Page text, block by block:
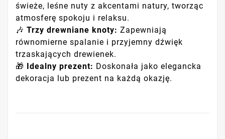
świeże, leśne nuty z akcentami natury, tworząc
atmosferę spokoju i relaksu.
🎶 Trzy drewniane knoty: Zapewniają
równomierne spalanie i przyjemny dźwięk
trzaskających drewienek.
🎁 Idealny prezent: Doskonała jako elegancka
dekoracja lub prezent na każdą okazję.